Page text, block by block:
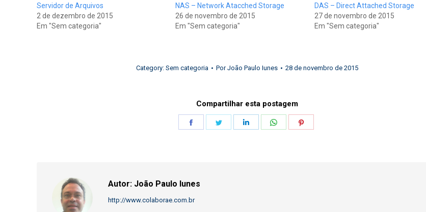
Servidor de Arquivos
2 de dezembro de 2015
Em "Sem categoria"
NAS – Network Atacched Storage
26 de novembro de 2015
Em "Sem categoria"
DAS – Direct Attached Storage
27 de novembro de 2015
Em "Sem categoria"
Category: Sem categoria PorJoão Paulo Iunes 28 de novembro de 2015
Compartilhar esta postagem
Share
Share
Autor: João Paulo Iunes
http://www.colaborae.com.br